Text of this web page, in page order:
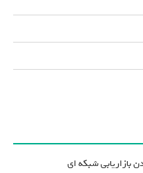
بازاریابی شبکه ای